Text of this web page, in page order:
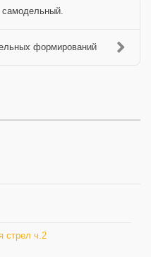
формирований
стрел ч.2